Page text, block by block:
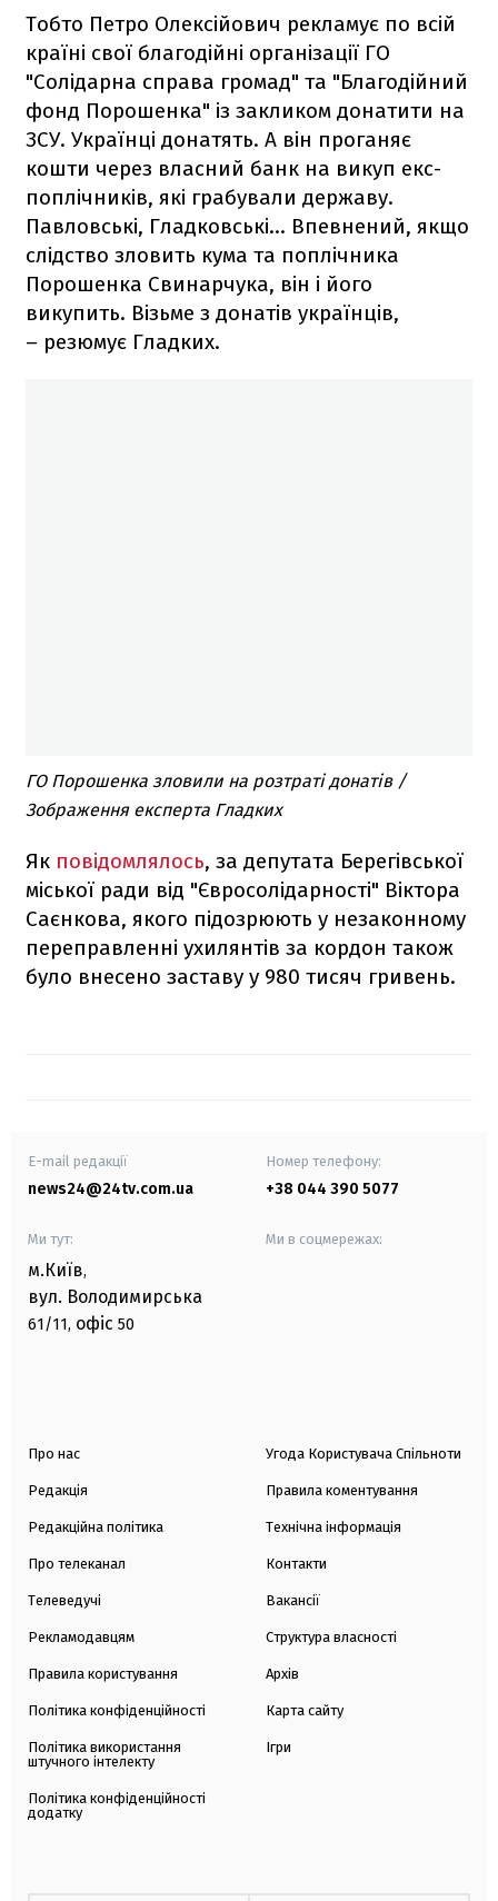
Тобто Петро Олексійович рекламує по всій
країні свої благодійні організації ГО
"Солідарна справа громад" та "Благодійний
фонд Порошенка" із закликом донатити на
ЗСУ. Українці донатять. А він проганяє
кошти через власний банк на викуп екс-
поплічників, які грабували державу.
Павловські, Гладковські… Впевнений, якщо
слідство зловить кума та поплічника
Порошенка Свинарчука, він і його
викупить. Візьме з донатів українців,
– резюмує Гладких.
ГО Порошенка зловили на розтраті донатів /
Зображення експерта Гладких
Як повідомлялось, за депутата Берегівської
міської ради від "Євросолідарності" Віктора
Саєнкова, якого підозрюють у незаконному
переправленні ухилянтів за кордон також
було внесено заставу у 980 тисяч гривень.
E-mail редакції
news24@24tv.com.ua
Номер телефону:
+38 044 390 5077
Ми тут:
м.Київ,
вул. Володимирська
61/11, офіс 50
Ми в соцмережах:
Про нас
Редакція
Редакційна політика
Про телеканал
Телеведучі
Рекламодавцям
Правила користування
Політика конфіденційності
Політика використання
штучного інтелекту
Політика конфіденційності
додатку
Угода Користувача Спільноти
Правила коментування
Технічна інформація
Контакти
Вакансії
Структура власності
Архів
Карта сайту
Ігри